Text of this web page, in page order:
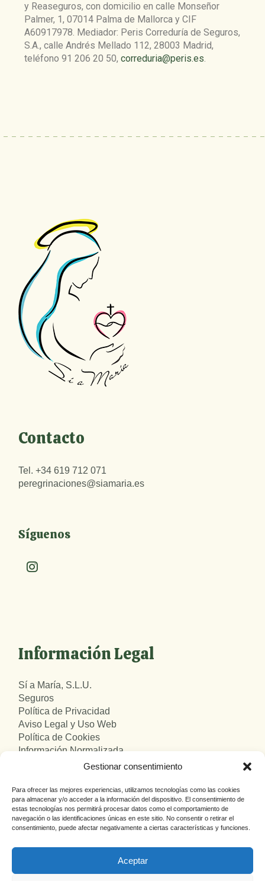
Gestionar consentimiento
Para ofrecer las mejores experiencias, utilizamos tecnologías como las cookies
para almacenar y/o acceder a la información del dispositivo. El consentimiento de
estas tecnologías nos permitirá procesar datos como el comportamiento de
navegación o las identificaciones únicas en este sitio. No consentir o retirar el
consentimiento, puede afectar negativamente a ciertas características y funciones.
Aceptar
y Reaseguros, con domicilio en calle Monseñor
Palmer, 1, 07014 Palma de Mallorca y CIF
A60917978. Mediador: Peris Correduría de Seguros,
S.A., calle Andrés Mellado 112, 28003 Madrid,
teléfono 91 206 20 50,correduria@peris.es.
Contacto
Tel.+34 619 712 071
peregrinaciones@siamaria.es
Síguenos
Información Legal
Sí a María, S.L.U.
Seguros
Política de Privacidad
Aviso Legal y Uso Web
Política de Cookies
Información Normalizada
Atención al Usuario